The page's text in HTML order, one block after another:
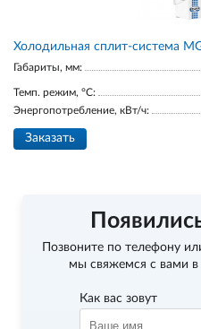
Холодильная сплит-система
Габариты, мм:
Темп. режим, °С:
Энергопотребление, кВт/ч:
Заказать
Позвоните по телефону
мы свяжемся с вами в
Как вас зовут